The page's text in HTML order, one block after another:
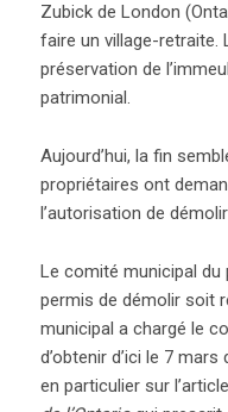
Zubick de London
faire un village-retraite.
préservation de
patrimonial.
Aujourd’hui, la fin
propriétaires ont
l’autorisation de
Le comité municipal
permis de démolir soit
municipal a chargé le
d’obtenir d’ici le 7
en particulier sur